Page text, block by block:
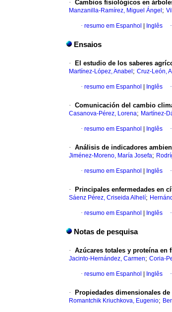
· Cambios fisiológicos en
Manzanilla-Ramírez, Miguel Ángel ;
· resumo em Espanhol Inglês ·
Ensaios
· El estudio de los saberes
Martínez-López, Anabel ; Cruz-León,
· resumo em Espanhol Inglês ·
· Comunicación del cambio
Casanova-Pérez, Lorena; Martínez-
· resumo em Espanhol Inglês ·
· Análisis de indicadores
Jiménez-Moreno, María Josefa;
· resumo em Espanhol Inglês ·
· Principales enfermedades en
Sáenz Pérez, Criseida Alhelí;
· resumo em Espanhol Inglês ·
Notas de pesquisa
· Azúcares totales y proteína en
Jacinto-Hernández, Carmen; Coria-
· resumo em Espanhol Inglês ·
· Propiedades dimensionales
Romantchik Kriuchkova, Eugenio;